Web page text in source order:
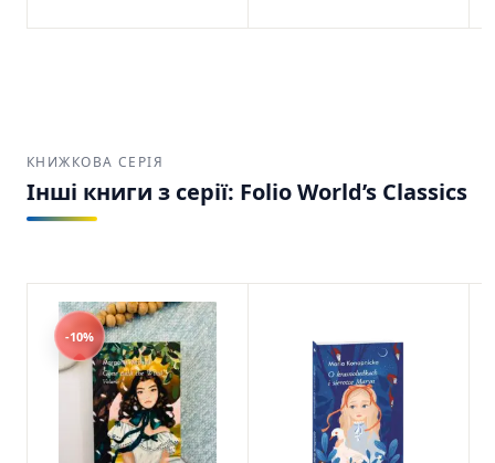
КНИЖКОВА СЕРІЯ
Інші книги з серії: Folio World’s Classics
-10%